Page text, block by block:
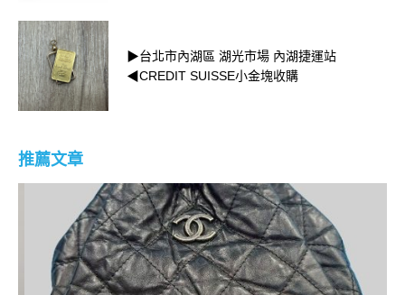
▶台北市內湖區 湖光市場 內湖捷運站
◀CREDIT SUISSE小金塊收購
推薦文章